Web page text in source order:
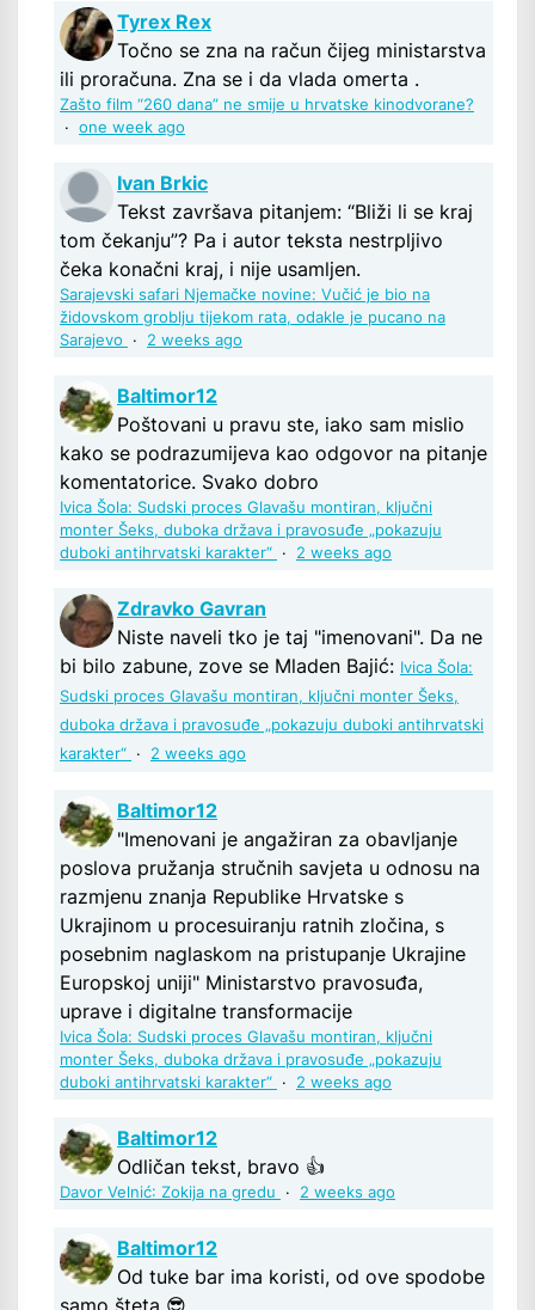
Tyrex Rex
Točno se zna na račun čijeg ministarstva
ili proračuna. Zna se i da vlada omerta .
Zašto film “260 dana” ne smije u hrvatske kinodvorane?
· one week ago
Ivan Brkic
Tekst završava pitanjem: “Bliži li se kraj
tom čekanju”? Pa i autor teksta nestrpljivo
čeka konačni kraj, i nije usamljen.
Sarajevski safari Njemačke novine: Vučić je bio na
židovskom groblju tijekom rata, odakle je pucano na
Sarajevo
· 2 weeks ago
Baltimor12
Poštovani u pravu ste, iako sam mislio
kako se podrazumijeva kao odgovor na pitanje
komentatorice. Svako dobro
Ivica Šola: Sudski proces Glavašu montiran, ključni
monter Šeks, duboka država i pravosuđe „pokazuju
duboki antihrvatski karakter“ · 2 weeks ago
Zdravko Gavran
Niste naveli tko je taj "imenovani". Da ne
bi bilo zabune, zove se Mladen Bajić: Ivica Šola:
Sudski proces Glavašu montiran, ključni monter Šeks,
duboka država i pravosuđe „pokazuju duboki antihrvatski
karakter“ · 2 weeks ago
Baltimor12
"Imenovani je angažiran za obavljanje
poslova pružanja stručnih savjeta u odnosu na
razmjenu znanja Republike Hrvatske s
Ukrajinom u procesuiranju ratnih zločina, s
posebnim naglaskom na pristupanje Ukrajine
Europskoj uniji" Ministarstvo pravosuđa,
uprave i digitalne transformacije
Ivica Šola: Sudski proces Glavašu montiran, ključni
monter Šeks, duboka država i pravosuđe „pokazuju
duboki antihrvatski karakter“ · 2 weeks ago
Baltimor12
Odličan tekst, bravo 👍
Davor Velnić: Zokija na gredu · 2 weeks ago
Baltimor12
Od tuke bar ima koristi, od ove spodobe
samo šteta 😎